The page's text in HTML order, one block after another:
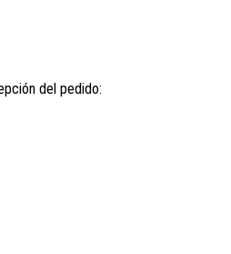
del pedido: